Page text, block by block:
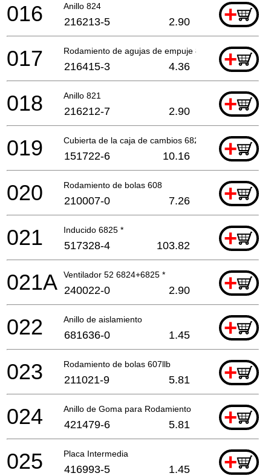
Anillo 824 +
016 216213-5 2.90
Rodamiento de agujas de empuje 821 +
017 216415-3 4.36
Anillo 821 +
018 216212-7 2.90
Cubierta de la caja de cambios 6824+6825 *
+
019 151722-6 10.16
Rodamiento de bolas 608 +
020 210007-0 7.26
Inducido 6825 * +
021 517328-4 103.82
Ventilador 52 6824+6825 * +
021A 240022-0 2.90
Anillo de aislamiento +
022 681636-0 1.45
Rodamiento de bolas 607llb +
023 211021-9 5.81
Anillo de Goma para Rodamiento +
024 421479-6 5.81
Placa Intermedia +
025 416993-5 1.45